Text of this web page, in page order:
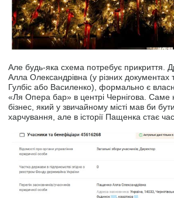
Але будь-яка схема потребує прикриття.
Алла Олександрівна (у різних документах
Гулбіс або Василенко), формально є
«Ля Опера бар» в центрі Чернігова.
бізнес, який у звичайному місті мав би
харчування, але в історії Пащенка стає